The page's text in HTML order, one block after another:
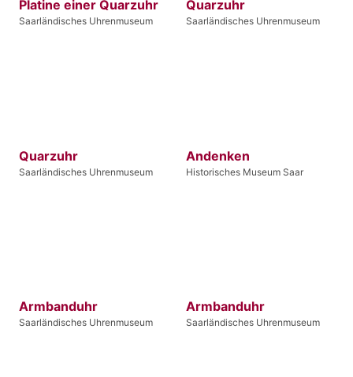
Platine einer Quarzuhr
Saarländisches Uhrenmuseum
Quarzuhr
Saarländisches Uhrenmuseum
Quarzuhr
Saarländisches Uhrenmuseum
Andenken
Historisches Museum Saar
Armbanduhr
Saarländisches Uhrenmuseum
Armbanduhr
Saarländisches Uhrenmuseum